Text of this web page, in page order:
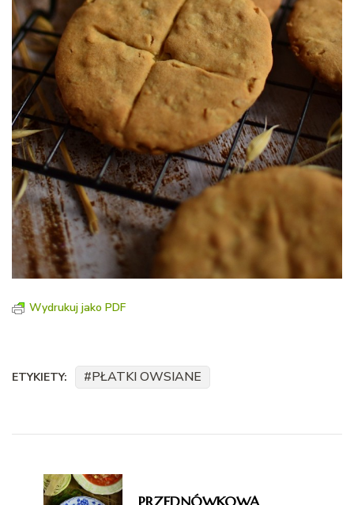
Wydrukuj jako PDF
ETYKIETY: PŁATKI OWSIANE
wpisu
PRZEDNÓWKOWA